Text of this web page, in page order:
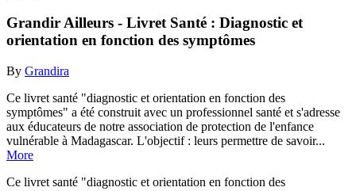
Grandir Ailleurs - Livret Santé : Diagnostic et
orientation en fonction des symptômes
By Grandira
Ce livret santé "diagnostic et orientation en fonction des
symptômes" a été construit avec un professionnel santé et s'adresse
aux éducateurs de notre association de protection de l'enfance
vulnérable à Madagascar. L'objectif : leurs permettre de savoir...
More
Ce livret santé "diagnostic et orientation en fonction des